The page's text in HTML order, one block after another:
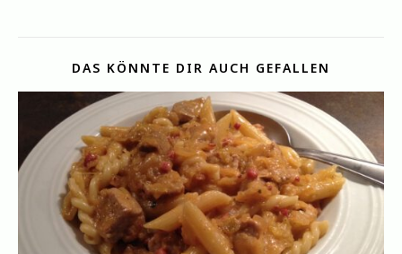
DAS KÖNNTE DIR AUCH GEFALLEN